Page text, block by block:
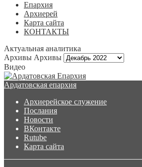
Епархия
Архиерей
Карта сайта
КОНТАКТЫ
Актуальная аналитика
Архивы Архивы
Видео
Ардатовская епархия
Архиерейское служение
Послания
Новости
ВКонтакте
Rutube
Карта сайта